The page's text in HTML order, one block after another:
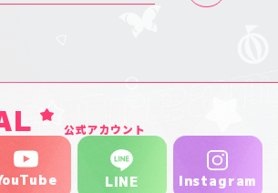
公式アカウント
LINE Instagram